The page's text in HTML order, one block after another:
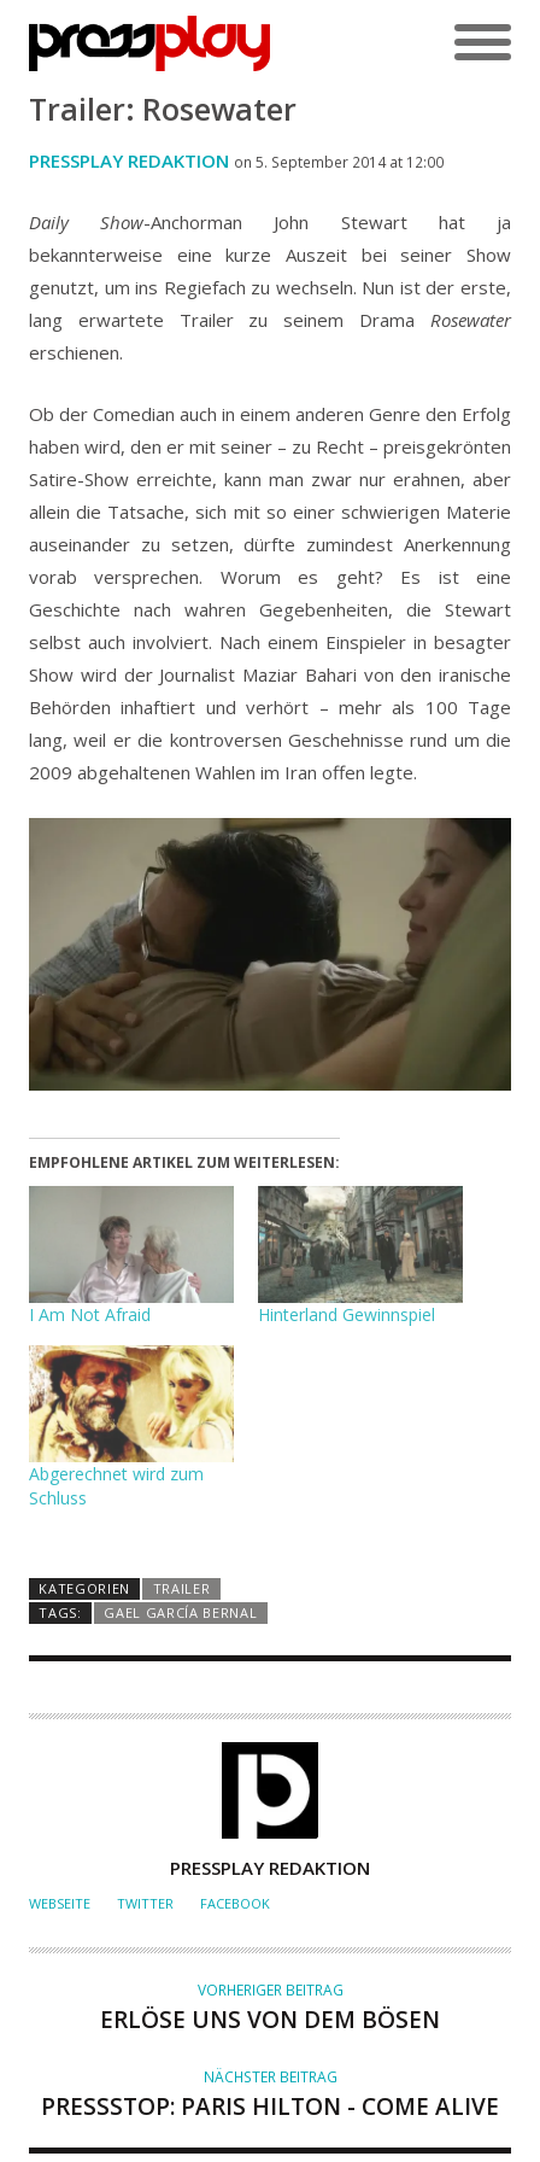
Trailer: Rosewater
PRESSPLAY REDAKTION on 5. September 2014 at 12:00
Daily Show-Anchorman John Stewart hat ja
bekannterweise eine kurze Auszeit bei seiner Show
genutzt, um ins Regiefach zu wechseln. Nun ist der erste,
lang erwartete Trailer zu seinem Drama Rosewater
erschienen.
Ob der Comedian auch in einem anderen Genre den Erfolg
haben wird, den er mit seiner – zu Recht – preisgekrönten
Satire-Show erreichte, kann man zwar nur erahnen, aber
allein die Tatsache, sich mit so einer schwierigen Materie
auseinander zu setzen, dürfte zumindest Anerkennung
vorab versprechen. Worum es geht? Es ist eine
Geschichte nach wahren Gegebenheiten, die Stewart
selbst auch involviert. Nach einem Einspieler in besagter
Show wird der Journalist Maziar Bahari von den iranische
Behörden inhaftiert und verhört – mehr als 100 Tage
lang, weil er die kontroversen Geschehnisse rund um die
2009 abgehaltenen Wahlen im Iran offen legte.
EMPFOHLENE ARTIKEL ZUM WEITERLESEN:
I Am Not Afraid Hinterland Gewinnspiel
Abgerechnet wird zum
Schluss
KATEGORIEN
TRAILER
TAGS:
GAEL GARCÍA BERNAL
U
O
PRESSPLAY REDAKTION
WEBSEITE TWITTER FACEBOOK
VORHERIGER BEITRAG
ERLÖSE UNS VON DEM BÖSEN
NÄCHSTER BEITRAG
PRESSSTOP: PARIS HILTON - COME ALIVE